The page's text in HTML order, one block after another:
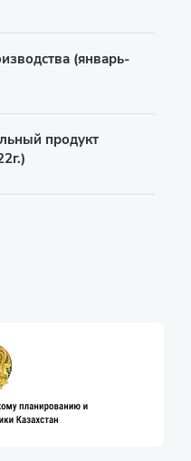
(январь-
продукт